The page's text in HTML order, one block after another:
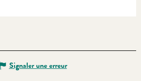
Signaler une erreur